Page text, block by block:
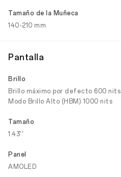
Tamaño de la Muñeca
140-210 mm
Pantalla
Brillo
Brillo máximo por defecto 600 nits
Modo Brillo Alto (HBM) 1000 nits
Tamaño
1.43''
Panel
AMOLED